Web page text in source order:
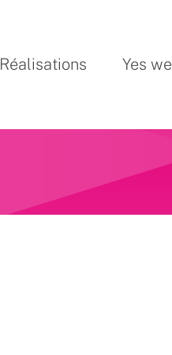
Réalisations Yes we